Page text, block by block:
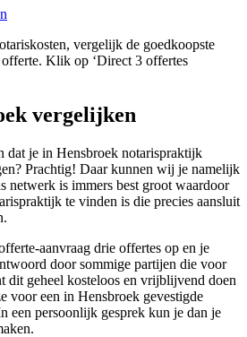
vergelijk de goedkoopste
Klik op ‘Direct 3 offertes
vergelijken
dat je in Hensbroek notarispraktijk
Prachtig! Daar kunnen wij je namelijk
netwerk is immers best groot waardoor
te vinden is die precies aansluit
aanvraag drie offertes op en je
door sommige partijen die voor
dit geheel kosteloos en vrijblijvend doen
voor een in Hensbroek gevestigde
een persoonlijk gesprek kun je dan je